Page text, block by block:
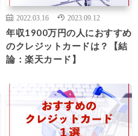
2022.03.16 2023.09.12
年収1900万円の人におすすめ
のクレジットカードは？【結
論：楽天カード】